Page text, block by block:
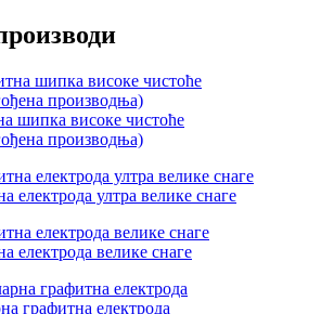
шипка високе чистоће
производња)
електрода ултра велике снаге
електрода велике снаге
графитна електрода